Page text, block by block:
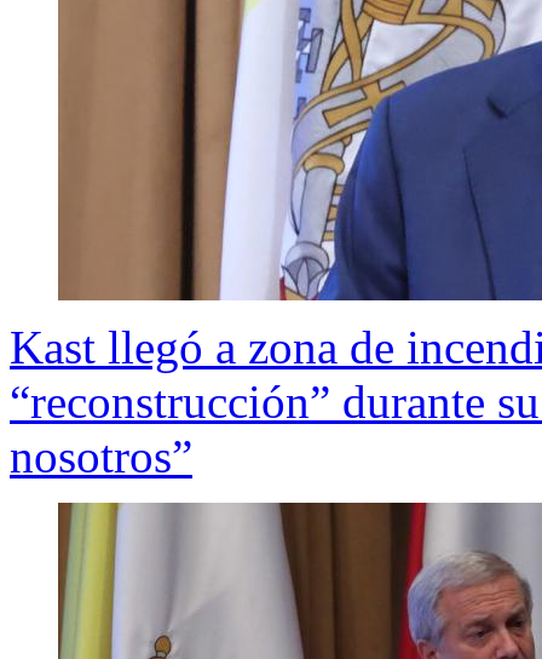
Kast llegó a zona de
“reconstrucción” durante
nosotros”